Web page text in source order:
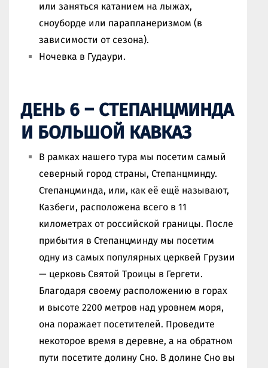
или заняться катанием на лыжах,
сноуборде или парапланеризмом (в
зависимости от сезона).
Ночевка в Гудаури.
ДЕНЬ 6 – СТЕПАНЦМИНДА
И БОЛЬШОЙ КАВКАЗ
В рамках нашего тура мы посетим самый
северный город страны, Степанцминду.
Степанцминда, или, как её ещё называют,
Казбеги, расположена всего в 11
километрах от российской границы. После
прибытия в Степанцминду мы посетим
одну из самых популярных церквей Грузии
— церковь Святой Троицы в Гергети.
Благодаря своему расположению в горах
и высоте 2200 метров над уровнем моря,
она поражает посетителей. Проведите
некоторое время в деревне, а на обратном
пути посетите долину Сно. В долине Сно вы